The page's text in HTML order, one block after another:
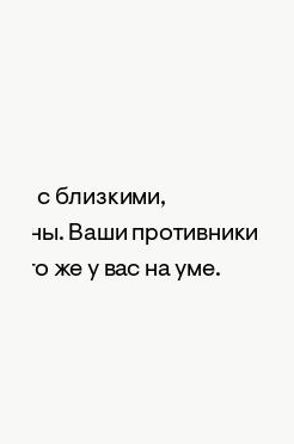
с близкими,
Ваши противники
что же у вас на уме.